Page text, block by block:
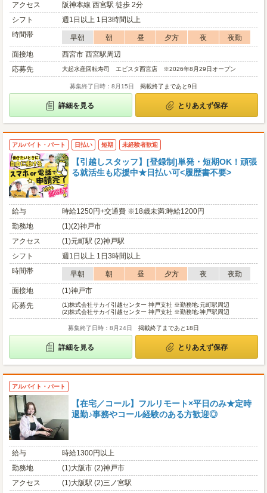
アクセス
阪神本線 西宮駅 徒歩 2分
シフト
週1日以上 1日3時間以上
時間帯
早朝 朝 昼 夕方 夜
夜勤
面接地
西宮市 西宮駅周辺
応募先
大起水産回転寿司 エビスタ西宮店 ※2026年8月29日オープン
募集終了日時：8月15日 掲載終了まであと9日
詳細を見る とりあえず保存
アルバイト・パート 日払い 短期 未経験者歓迎
【引越しスタッフ】[登録制]単発・短期OK！頑張
る就活生も応援中★日払い可<履歴書不要>
給与
時給1250円+交通費 ※18歳未満:時給1200円
勤務地
(1)(2)神戸市
アクセス
(1)元町駅 (2)神戸駅
シフト
週1日以上 1日3時間以上
時間帯
早朝 朝 昼 夕方 夜
夜勤
面接地
(1)神戸市
応募先
(1)株式会社サカイ引越センター 神戸支社 ※勤務地:元町駅周辺
(2)株式会社サカイ引越センター 神戸支社 ※勤務地:神戸駅周辺
募集終了日時：8月24日 掲載終了まであと18日
詳細を見る とりあえず保存
アルバイト・パート
【在宅／コール】フルリモート×平日のみ★定時
退勤♪事務やコール経験のある方歓迎◎
給与
時給1300円以上
勤務地
(1)大阪市 (2)神戸市
アクセス
(1)大阪駅 (2)三ノ宮駅